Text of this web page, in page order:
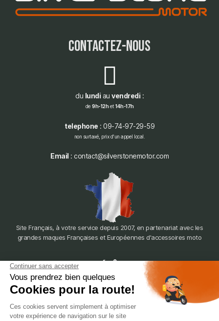
contactez-nous
du lundi au vendredi :
de 9h-12het 14h-17h
telephone : 09-74-97-29-59
non surtaxé, prix d'un appel local.
Email : contact@silverstonemotor.com
Site Français, à votre service depuis 2007, en partenariat avec les
grandes maques Françaises et Européennes d'accessoires moto
388 Av. Charles de Gaulle, 69200 Vénissieux